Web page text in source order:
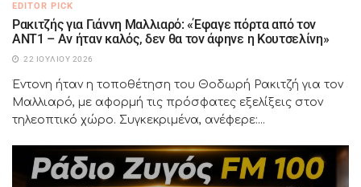
EDITOR PICK
Ρακιτζής για Γιάννη Μαλλιαρό: «Έφαγε πόρτα από τον
ΑΝΤ1 – Αν ήταν καλός, δεν θα τον άφηνε η Κουτσελίνη»
22 ΙΟΥΛΊΟΥ 2026
Έντονη ήταν η τοποθέτηση του Θοδωρή Ρακιτζή για τον
Μαλλιαρό, με αφορμή τις πρόσφατες εξελίξεις στον
τηλεοπτικό χώρο. Συγκεκριμένα, ανέφερε:...